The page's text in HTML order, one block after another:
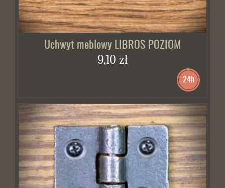
Uchwyt meblowy LIBROS POZIOM
9,10 zł
24h